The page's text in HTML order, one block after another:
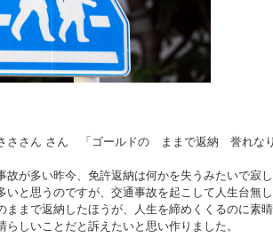
ささん さん 「ゴールドの ままで返納 誉れな
故が多い昨今、免許返納は何かを失うみたいで寂
いと思うのですが、交通事故を起こして人生台無
ままで返納したほうが、人生を締めくくるのに素
らしいことだと訴えたいと思い作りました。